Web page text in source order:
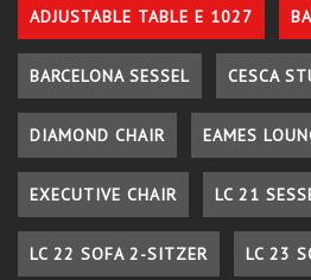
ADJUSTABLE TABLE E 1027
BARCELONA SESSEL CESCA
DIAMOND CHAIR EAMES
EXECUTIVE CHAIR LC 21
LC 22 SOFA 2-SITZER LC 23